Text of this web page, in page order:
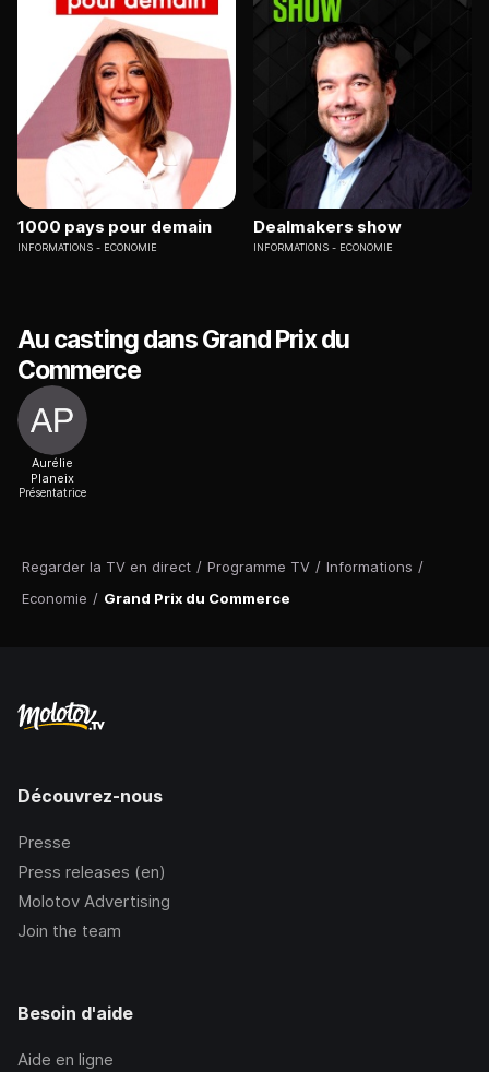
Regarder la TV en direct / Programme TV / Informations /
Economie / Grand Prix du Commerce
1000 pays pour demain
INFORMATIONS ECONOMIE
Dealmakers show
INFORMATIONS ECONOMIE
Au casting dans Grand Prix du
Commerce
Aurélie
Planeix
Présentatrice
Découvrez-nous
Presse
Press releases (en)
Molotov Advertising
Join the team
Besoin d'aide
Aide en ligne